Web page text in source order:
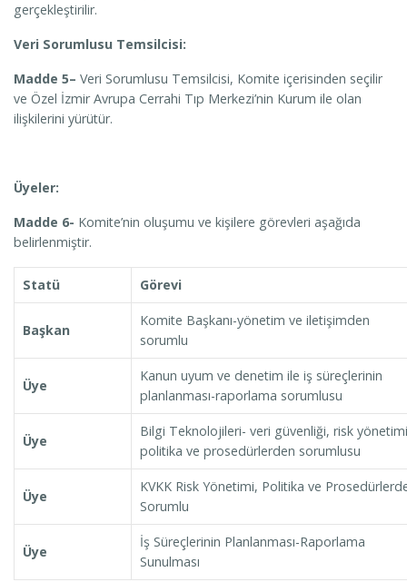
gerçekleştirilir.
Veri Sorumlusu Temsilcisi:
Madde 5– Veri Sorumlusu Temsilcisi, Komite içerisinden seçilir
ve Özel İzmir Avrupa Cerrahi Tıp Merkezi’nin Kurum ile olan
ilişkilerini yürütür.
Üyeler:
Madde 6- Komite’nin oluşumu ve kişilere görevleri aşağıda
belirlenmiştir.
Statü Görevi
Başkan
Komite Başkanı-yönetim ve iletişimden
sorumlu
Üye
Kanun uyum ve denetim ile iş süreçlerinin
planlanması-raporlama sorumlusu
Üye
Bilgi Teknolojileri- veri güvenliği, risk
politika ve prosedürlerden sorumlusu
Üye
KVKK Risk Yönetimi, Politika ve
Sorumlu
Üye
İş Süreçlerinin Planlanması-Raporlama
Sunulması